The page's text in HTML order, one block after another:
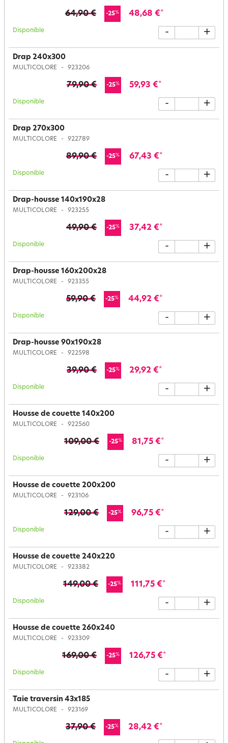
64,90 € -25% 48,68 €*
Disponible - +
Drap 240x300
MULTICOLORE 923206
79,90 € -25% 59,93 €*
Disponible - +
Drap 270x300
MULTICOLORE 922789
89,90 € -25% 67,43 €*
Disponible - +
Drap-housse 140x190x28
MULTICOLORE 923255
49,90 € -25% 37,42 €*
Disponible - +
Drap-housse 160x200x28
MULTICOLORE 923355
59,90 € -25% 44,92 €*
Disponible - +
Drap-housse 90x190x28
MULTICOLORE 922598
39,90 € -25% 29,92 €*
Disponible - +
Housse de couette 140x200
MULTICOLORE 922560
109,00 € -25% 81,75 €*
Disponible - +
Housse de couette 200x200
MULTICOLORE 923106
129,00 € -25% 96,75 €*
Disponible - +
Housse de couette 240x220
MULTICOLORE 923382
149,00 € -25% 111,75 €*
Disponible - +
Housse de couette 260x240
MULTICOLORE 923309
169,00 € -25% 126,75 €*
Disponible - +
Taie traversin 43x185
MULTICOLORE 923169
37,90 € -25% 28,42 €*